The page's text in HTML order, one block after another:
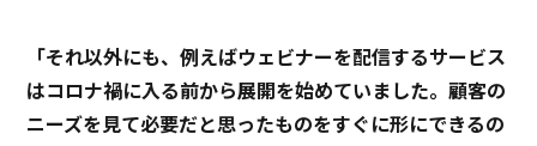
「それ以外にも、例えばウェビナーを配信するサービス
はコロナ禍に入る前から展開を始めていました。顧客の
ニーズを見て必要だと思ったものをすぐに形にできるの